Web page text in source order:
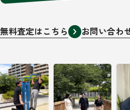
無料査定はこちら お問い合わ